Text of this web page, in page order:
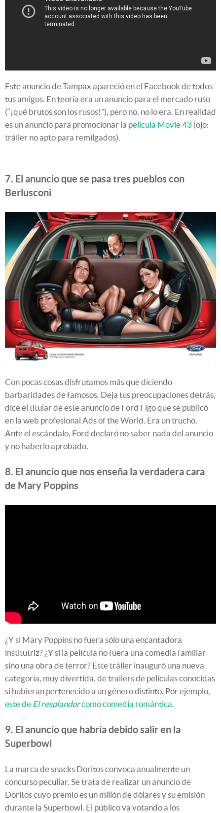
Este anuncio de Tampax apareció en el Facebook de todos
tus amigos. En teoría era un anuncio para el mercado ruso
(“¡qué brutos son los rusos!”), pero no, no lo era. En realidad
es un anuncio para promocionar la película Movie 43 (ojo:
tráiler no apto para remilgados).
7. El anuncio que se pasa tres pueblos con
Berlusconi
Con pocas cosas disfrutamos más que diciendo
barbaridades de famosos. Deja tus preocupaciones detrás,
dice el titular de este anuncio de Ford Figo que se publicó
en la web profesional Ads of the World. Era un trucho.
Ante el escándalo, Ford declaró no saber nada del anuncio
y no haberlo aprobado.
8. El anuncio que nos enseña la verdadera cara
de Mary Poppins
¿Y si Mary Poppins no fuera sólo una encantadora
institutriz? ¿Y si la película no fuera una comedia familiar
sino una obra de terror? Este tráiler inauguró una nueva
categoría, muy divertida, de trailers de películas conocidas
si hubieran pertenecido a un género distinto. Por ejemplo,
este de El resplandorcomo comedia romántica.
9. El anuncio que habría debido salir en la
Superbowl
La marca de snacks Doritos convoca anualmente un
concurso peculiar. Se trata de realizar un anuncio de
Doritos cuyo premio es un millón de dólares y su emisión
durante la Superbowl. El público va votando a los